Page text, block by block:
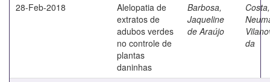
28-Feb-2018
Alelopatia de
extratos de
adubos verdes
no controle de
plantas
daninhas
Barbosa,
Jaqueline
de Araújo
Costa,
da